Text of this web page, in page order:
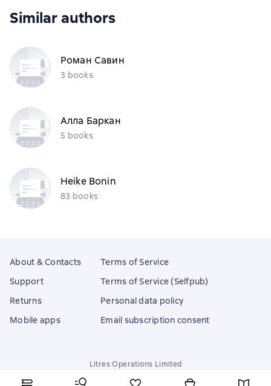
Similar authors
Роман Савин
3 books
Алла Баркан
5 books
Heike Bonin
83 books
About & Contacts
Support
Returns
Mobile apps
Terms of Service
Terms of Service (Selfpub)
Personal data policy
Email subscription consent
Litres Operations Limited